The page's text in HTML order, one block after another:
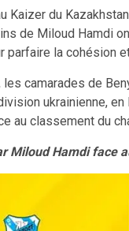
Kaizer du
de Miloud Hamdi
parfaire la cohésion
les camarades de
ukrainienne,
au classement du
Miloud Hamdi face